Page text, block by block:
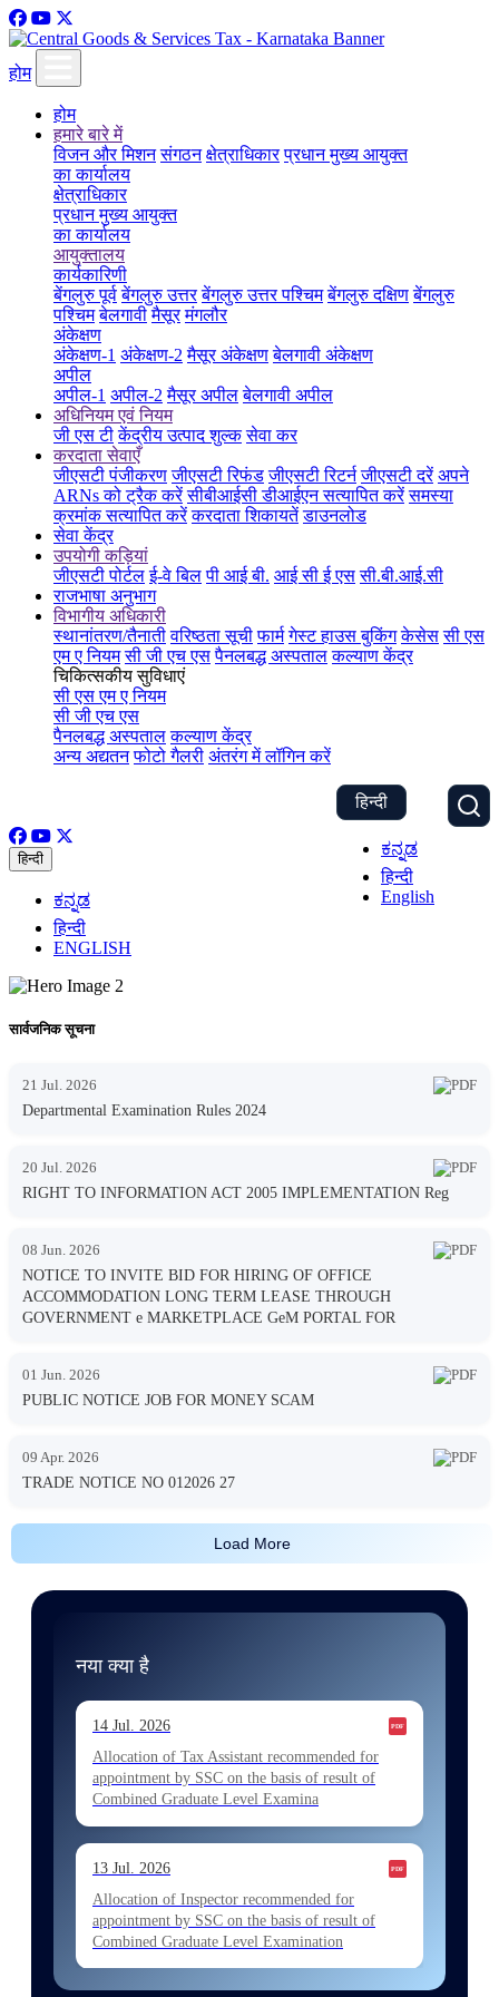
होम
होम
हमारे बारे में
विजन और मिशन संगठन क्षेत्राधिकार प्रधान मुख्य आयुक्त
का कार्यालय
क्षेत्राधिकार
प्रधान मुख्य आयुक्त
का कार्यालय
आयुक्तालय
कार्यकारिणी
बेंगलुरु पूर्व बेंगलुरु उत्तर बेंगलुरु उत्तर पश्चिम बेंगलुरु दक्षिण बेंगलुरु
पश्चिम बेलगावी मैसूर मंगलौर
अंकेक्षण
अंकेक्षण-1 अंकेक्षण-2 मैसूर अंकेक्षण बेलगावी अंकेक्षण
अपील
अपील-1 अपील-2 मैसूर अपील बेलगावी अपील
अधिनियम एवं नियम
जी एस टी केंद्रीय उत्पाद शुल्क सेवा कर
करदाता सेवाएँ
जीएसटी पंजीकरण जीएसटी रिफंड जीएसटी रिटर्न जीएसटी दरें अपने
ARNs को ट्रैक करें सीबीआईसी डीआईएन सत्यापित करें समस्या
क्रमांक सत्यापित करें करदाता शिकायतें डाउनलोड
सेवा केंद्र
उपयोगी कड़ियां
जीएसटी पोर्टल ई-वे बिल पी आई बी. आई सी ई एस सी.बी.आई.सी
राजभाषा अनुभाग
विभागीय अधिकारी
स्थानांतरण/तैनाती वरिष्ठता सूची फार्म गेस्ट हाउस बुकिंग केसेस सी एस
एम ए नियम सी जी एच एस पैनलबद्ध अस्पताल कल्याण केंद्र
चिकित्सकीय सुविधाएं
सी एस एम ए नियम
सी जी एच एस
पैनलबद्ध अस्पताल कल्याण केंद्र
अन्य अद्यतन फोटो गैलरी अंतरंग में लॉगिन करें
हिन्दी
ಕನ್ನಡ
हिन्दी
English
हिन्दी
ಕನ್ನಡ
हिन्दी
ENGLISH
सार्वजनिक सूचना
21 Jul. 2026
Departmental Examination Rules 2024
20 Jul. 2026
RIGHT TO INFORMATION ACT 2005 IMPLEMENTATION Reg
08 Jun. 2026
NOTICE TO INVITE BID FOR HIRING OF OFFICE
ACCOMMODATION LONG TERM LEASE THROUGH
GOVERNMENT e MARKETPLACE GeM PORTAL FOR
01 Jun. 2026
PUBLIC NOTICE JOB FOR MONEY SCAM
09 Apr. 2026
TRADE NOTICE NO 012026 27
Load More
नया क्या है
14 Jul. 2026
Allocation of Tax Assistant recommended for
appointment by SSC on the basis of result of
Combined Graduate Level Examina
13 Jul. 2026
Allocation of Inspector recommended for
appointment by SSC on the basis of result of
Combined Graduate Level Examination